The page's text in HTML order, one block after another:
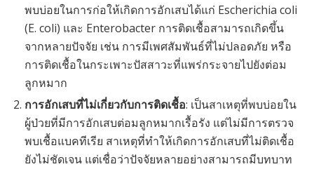
พบบ่อยในการก่อให้เกิดการอักเสบได้แก่ Escherichia coli
(E. coli) และ Enterobacter การติดเชื้อสามารถเกิดขึ้น
จากหลายปัจจัย เช่น การมีเพศสัมพันธ์ที่ไม่ปลอดภัย หรือ
การติดเชื้อในกระเพาะปัสสาวะที่แพร่กระจายไปยังต่อม
ลูกหมาก
การอักเสบที่ไม่เกี่ยวกับการติดเชื้อ: เป็นสาเหตุที่พบบ่อยใน
ผู้ป่วยที่มีการอักเสบต่อมลูกหมากเรื้อรัง แต่ไม่มีการตรวจ
พบเชื้อแบคทีเรีย สาเหตุที่ทำให้เกิดการอักเสบที่ไม่ติดเชื้อ
ยังไม่ชัดเจน แต่เชื่อว่าปัจจัยหลายอย่างสามารถมีบทบาท